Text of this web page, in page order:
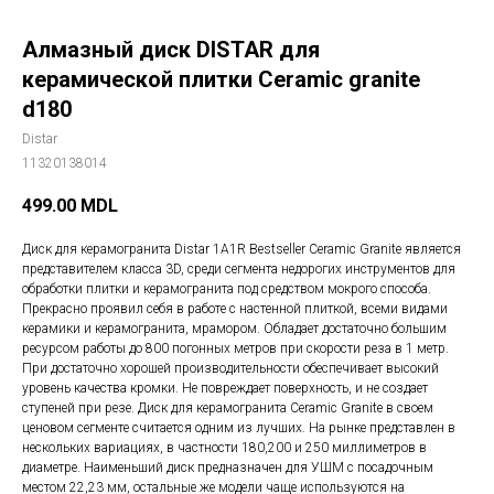
Алмазный диск DISTAR для
керамической плитки Ceramic granite
d180
Distar
11320138014
499.00 MDL
Диск для керамогранита Distar 1A1R Bestseller Ceramic Granite является
представителем класса 3D, среди сегмента недорогих инструментов для
обработки плитки и керамогранита под средством мокрого способа.
Прекрасно проявил себя в работе с настенной плиткой, всеми видами
керамики и керамогранита, мрамором. Обладает достаточно большим
ресурсом работы до 800 погонных метров при скорости реза в 1 метр.
При достаточно хорошей производительности обеспечивает высокий
уровень качества кромки. Не повреждает поверхность, и не создает
ступеней при резе. Диск для керамогранита Ceramic Granite в своем
ценовом сегменте считается одним из лучших. На рынке представлен в
нескольких вариациях, в частности 180,200 и 250 миллиметров в
диаметре. Наименьший диск предназначен для УШМ с посадочным
местом 22,23 мм, остальные же модели чаще используются на